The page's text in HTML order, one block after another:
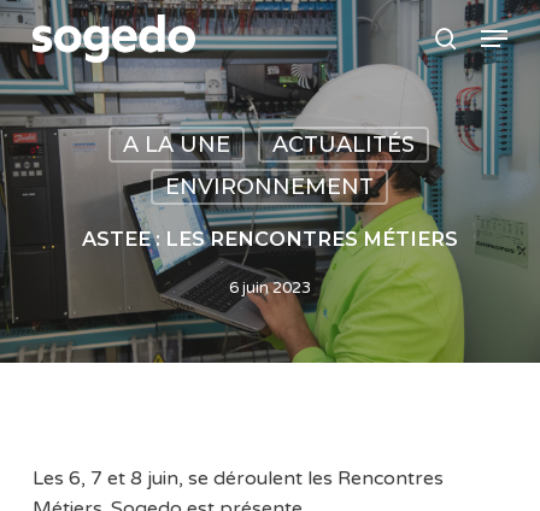
Skip
to
main
content
search
Menu
A LA UNE
ACTUALITÉS
ENVIRONNEMENT
ASTEE : LES RENCONTRES MÉTIERS
6 juin 2023
Les 6, 7 et 8 juin, se déroulent les Rencontres